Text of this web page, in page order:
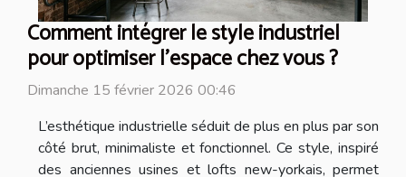
Comment intégrer le style industriel
pour optimiser l'espace chez vous ?
Dimanche 15 février 2026 00:46
L’esthétique industrielle séduit de plus en plus par son
côté brut, minimaliste et fonctionnel. Ce style, inspiré
des anciennes usines et lofts new-yorkais, permet